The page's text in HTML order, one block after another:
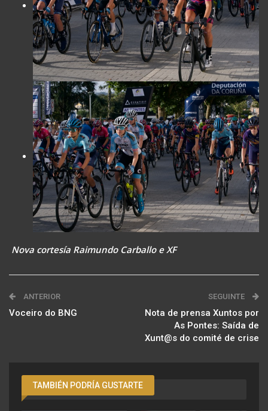
Nova cortesía Raimundo Carballo e XF
ANTERIOR
Voceiro do BNG
SEGUINTE
Nota de prensa Xuntos por
As Pontes: Saída de
Xunt@s do comité de crise
TAMBIÉN PODRÍA GUSTARTE